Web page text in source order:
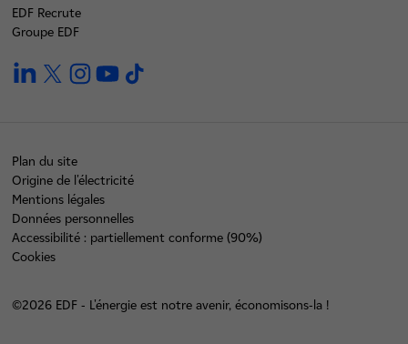
EDF Recrute
Groupe EDF
linkedintwitterinstagramyoutube
Plan du site
Origine de l'électricité
Mentions légales
Données personnelles
Accessibilité : partiellement conforme (90%)
Cookies
©2026 EDF - L'énergie est notre avenir, économisons-la !